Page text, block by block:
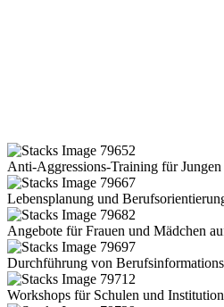
Anti-Aggressions-Training für
Lebensplanung und
Angebote für Frauen und Mädchen
Durchführung von
Workshops für Schulen und